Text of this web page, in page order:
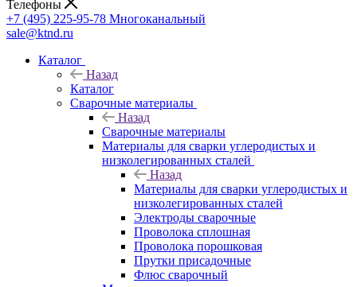
Телефоны
+7 (495) 225-95-78 Многоканальный
sale@ktnd.ru
Каталог
Назад
Каталог
Сварочные материалы
Назад
Сварочные материалы
Материалы для сварки углеродистых и
низколегированных сталей
Назад
Материалы для сварки углеродистых и
низколегированных сталей
Электроды сварочные
Проволока сплошная
Проволока порошковая
Прутки присадочные
Флюс сварочный